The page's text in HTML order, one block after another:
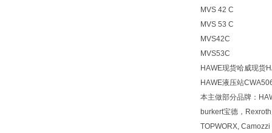
MVS 42 C
MVS 53 C
MVS42C
MVS53C
HAWE现货哈威现货
HAWE液压站
本主做部分品牌：
burkert宝德，
TOPWORX,